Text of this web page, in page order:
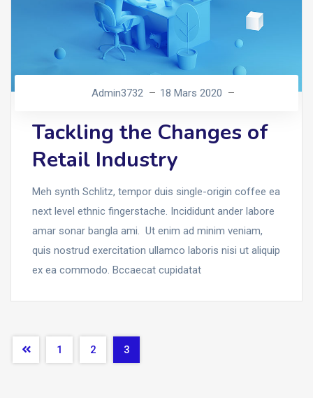
Admin3732 18 Mars 2020
Tackling the Changes of
Retail Industry
Meh synth Schlitz, tempor duis single-origin coffee ea
next level ethnic fingerstache. Incididunt ander labore
amar sonar bangla ami. Ut enim ad minim veniam,
quis nostrud exercitation ullamco laboris nisi ut aliquip
ex ea commodo. Bccaecat cupidatat
1 2 3